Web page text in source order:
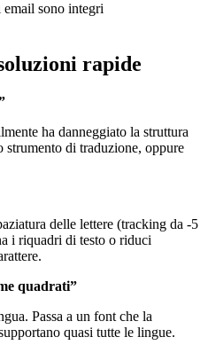
sono integri
rapide
ha danneggiato la struttura
di traduzione, oppure
delle lettere (tracking da -5
i riquadri di testo o riduci
quadrati”
Passa a un font che la
quasi tutte le lingue.